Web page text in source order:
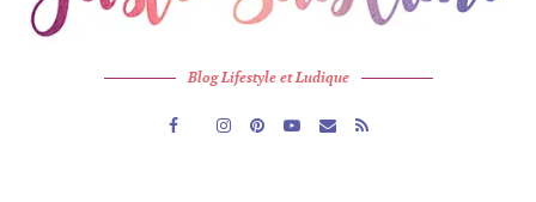
Blog Lifestyle et Ludique